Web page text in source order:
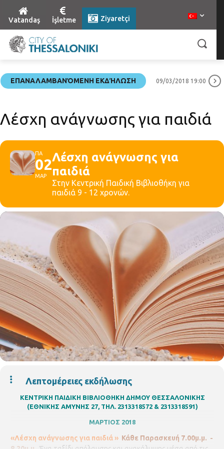
Vatandaş İşletme Ziyaretçi
ΕΠΑΝΑΛΑΜΒΑΝΌΜΕΝΗ ΕΚΔΉΛΩΣΗ 09/03/2018 19:00
Λέσχη ανάγνωσης για παιδιά
ΠΑ
02
ΜΑΡ
Λέσχη ανάγνωσης για
παιδιά
Στην Κεντρική Παιδική Βιβλιοθήκη για
παιδιά 9 - 12 χρονών.
Λεπτομέρειες εκδήλωσης
ΚΕΝΤΡΙΚΗ ΠΑΙΔΙΚΗ ΒΙΒΛΙΟΘΗΚΗ ΔΗΜΟΥ ΘΕΣΣΑΛΟΝΙΚΗΣ
(ΕΘΝΙΚΗΣ ΑΜΥΝΗΣ 27, ΤΗΛ. 2313318572 & 2313318591)
ΜΑΡΤΙΟΣ 2018
«Λέσχη ανάγνωσης για παιδιά » Κάθε Παρασκευή 7.00μ.μ. -